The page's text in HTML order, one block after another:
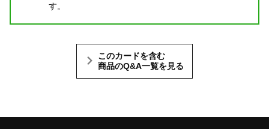
す。
このカードを含む
商品のQ&A一覧を見る